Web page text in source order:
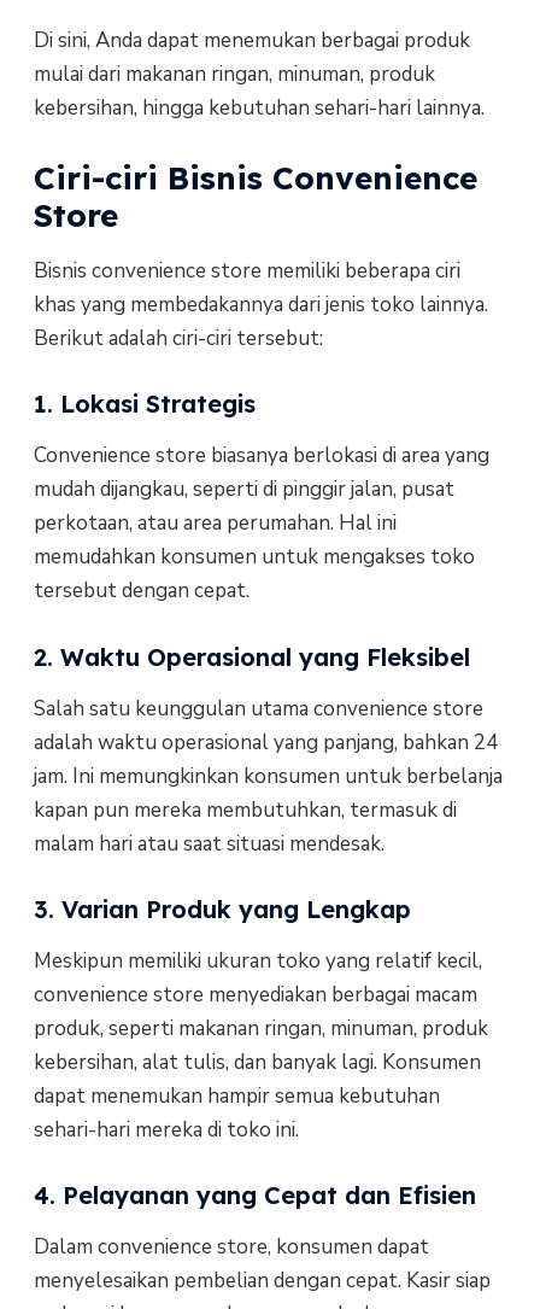
Di sini, Anda dapat menemukan berbagai produk
mulai dari makanan ringan, minuman, produk
kebersihan, hingga kebutuhan sehari-hari lainnya.
Ciri-ciri Bisnis Convenience
Store
Bisnis convenience store memiliki beberapa ciri
khas yang membedakannya dari jenis toko lainnya.
Berikut adalah ciri-ciri tersebut:
1. Lokasi Strategis
Convenience store biasanya berlokasi di area yang
mudah dijangkau, seperti di pinggir jalan, pusat
perkotaan, atau area perumahan. Hal ini
memudahkan konsumen untuk mengakses toko
tersebut dengan cepat.
2. Waktu Operasional yang Fleksibel
Salah satu keunggulan utama convenience store
adalah waktu operasional yang panjang, bahkan 24
jam. Ini memungkinkan konsumen untuk berbelanja
kapan pun mereka membutuhkan, termasuk di
malam hari atau saat situasi mendesak.
3. Varian Produk yang Lengkap
Meskipun memiliki ukuran toko yang relatif kecil,
convenience store menyediakan berbagai macam
produk, seperti makanan ringan, minuman, produk
kebersihan, alat tulis, dan banyak lagi. Konsumen
dapat menemukan hampir semua kebutuhan
sehari-hari mereka di toko ini.
4. Pelayanan yang Cepat dan Efisien
Dalam convenience store, konsumen dapat
menyelesaikan pembelian dengan cepat. Kasir siap